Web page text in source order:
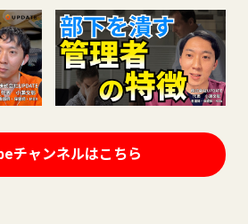
チャンネルはこちら